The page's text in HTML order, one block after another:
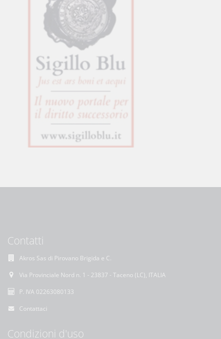
Contatti
Akros Sas di Pirovano Brigida e C.
Via Provinciale Nord n. 1 - 23837 - Taceno (LC), ITALIA
P. IVA 02263080133
Contattaci
Condizioni d'uso